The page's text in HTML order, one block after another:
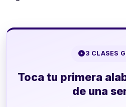
3 CLASES
Toca tu primera
de una